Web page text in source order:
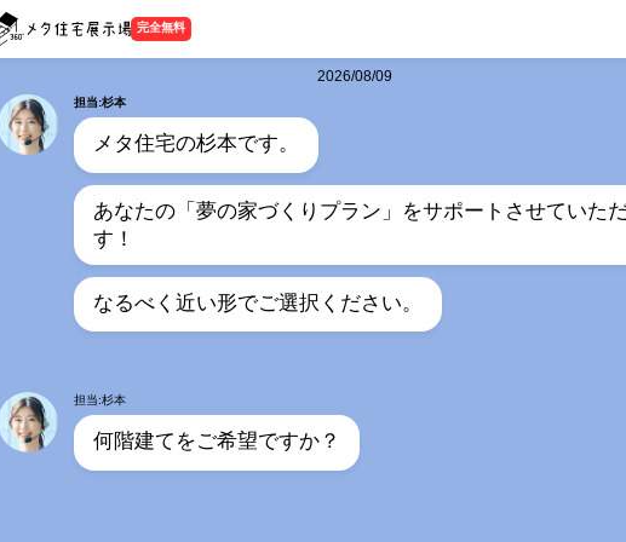
完全無料
2026/08/09
担当:杉本
メタ住宅の杉本です。
あなたの「夢の家づくりプラン」をサポートさせていた
す！
なるべく近い形でご選択ください。
担当:杉本
何階建てをご希望ですか？